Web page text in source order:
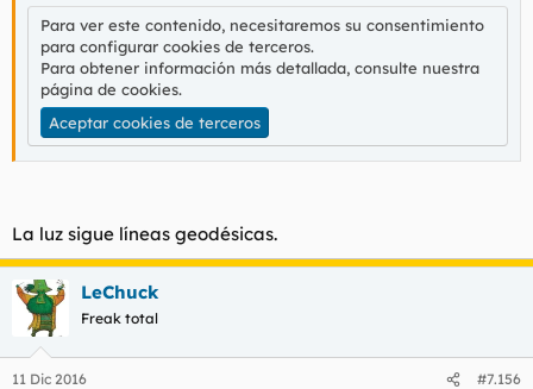
Para ver este contenido, necesitaremos su consentimiento
para configurar cookies de terceros.
Para obtener información más detallada, consulte nuestra
página de cookies.
Aceptar cookies de terceros
La luz sigue líneas geodésicas.
LeChuck
Freak total
11 Dic 2016 #7.156